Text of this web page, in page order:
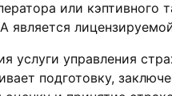
или кэптивного
услуги управления
подготовку,